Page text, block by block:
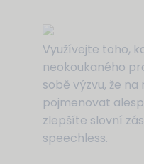
Využívejte toho,
neokoukaného
sobě výzvu, že
pojmenovat
zlepšíte slovní
speechless.